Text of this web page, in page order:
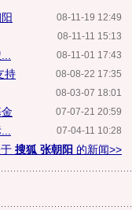
08-11-19 12:49
08-11-11 15:13
08-11-01 17:43
08-08-22 17:35
持
08-03-07 18:01
07-07-21 20:59
07-04-11 10:28
搜狐 张朝阳 的新闻>>